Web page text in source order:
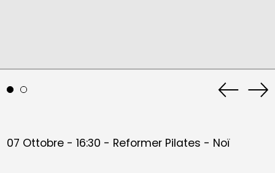
Previous
07 Ottobre - 16:30 - Reformer Pilates - Noï